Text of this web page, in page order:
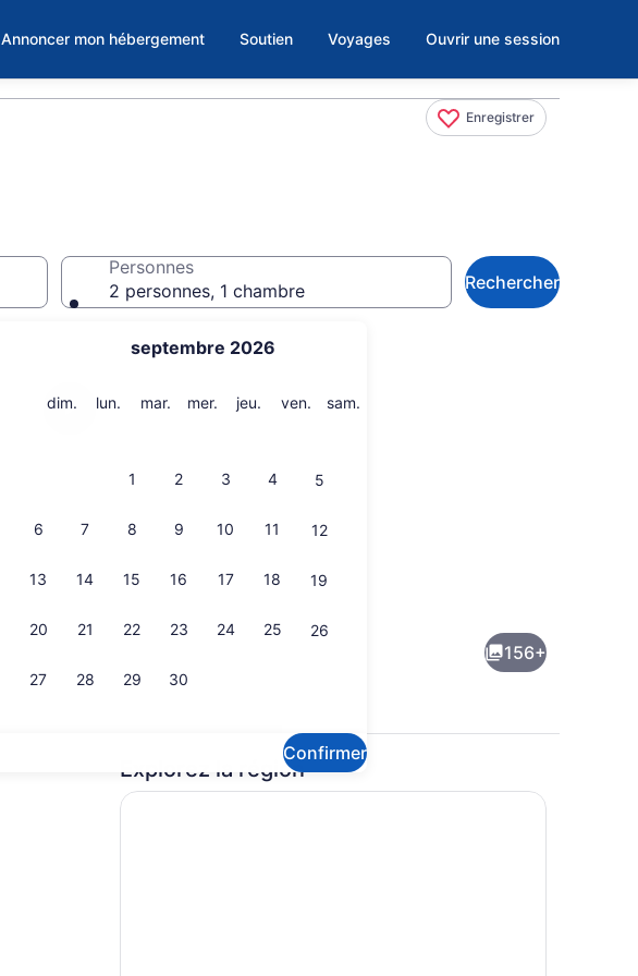
Annoncer mon hébergement Soutien Voyages Ouvrir une session
Enregistrer
septembre 2026
dim. dimanche
lun. lundimar. mardi
mer. mercredi
jeu. jeudiven. vendredi
sam.
1 2 3 4 5
6 7 8 9 10 11 12
13 14 15 16 17 18 19
20 21 22 23 24 25 26
27 28 29 30
Confirmer
Personnes
2 personnes, 1 chambre
Rechercher
Terrasse sur le toit
156+
Explorez la région